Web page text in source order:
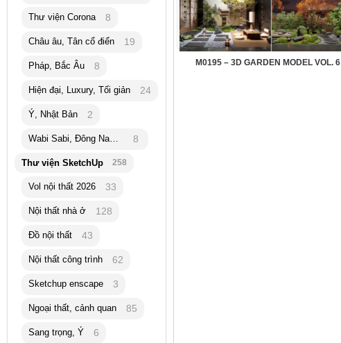
M0195 – 3D GARDEN MODEL VOL. 6
Thư viện Corona 8
Châu âu, Tân cổ điển 19
Pháp, Bắc Âu 8
Hiện đại, Luxury, Tối giản 24
Ý, Nhật Bản 2
Wabi Sabi, Đông Nam Á 8
Thư viện SketchUp 258
Vol nội thất 2026 33
Nội thất nhà ở 128
Đồ nội thất 43
Nội thất công trình 62
Sketchup enscape 3
Ngoại thất, cảnh quan 85
Sang trọng, Ý 6